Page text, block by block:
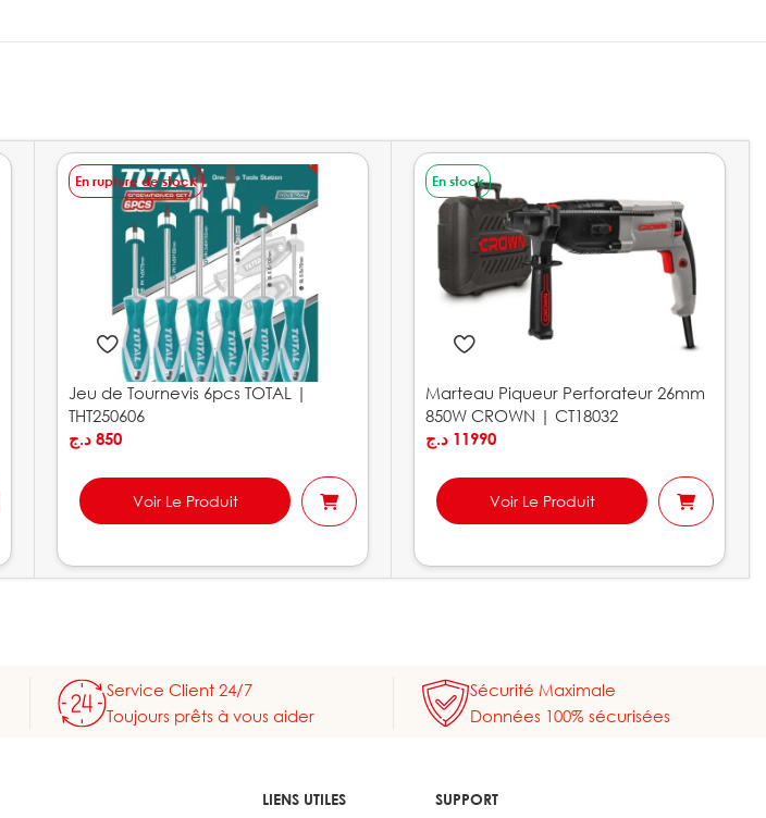
En rupture de stock
Jeu de Tournevis 6pcs TOTAL |
THT250606
850 د.ج
Voir Le Produit
En stock
Marteau Piqueur Perforateur 26mm
850W CROWN | CT18032
11990 د.ج
Voir Le Produit
Service Client 24/7
Toujours prêts à vous aider
Sécurité Maximale
Données 100% sécurisées
LIENS UTILES SUPPORT